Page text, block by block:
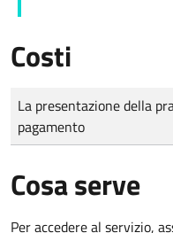
Costi
Tipo di pagamento
Importo
La presentazione della
pagamento
Cosa serve
Per accedere al servizio,